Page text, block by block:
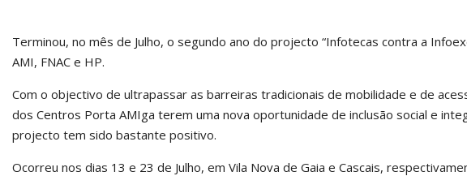
Terminou, no mês de Julho, o segundo ano do projecto “Infotecas contra a
AMI, FNAC e HP.
Com o objectivo de ultrapassar as barreiras tradicionais de mobilidade e de
dos Centros Porta AMIga terem uma nova oportunidade de inclusão social e
projecto tem sido bastante positivo.
Ocorreu nos dias 13 e 23 de Julho, em Vila Nova de Gaia e Cascais,